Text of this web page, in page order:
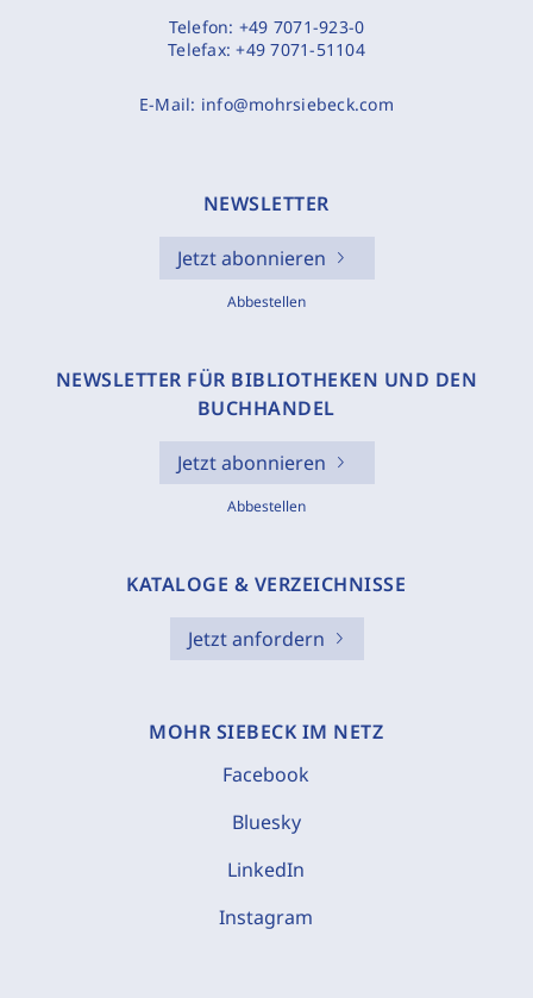
Telefon: +49 7071-923-0
Telefax:+49 7071-51104
E-Mail: info@mohrsiebeck.com
NEWSLETTER
Jetzt abonnieren
Abbestellen
NEWSLETTER FÜR BIBLIOTHEKEN UND DEN
BUCHHANDEL
Jetzt abonnieren
Abbestellen
KATALOGE & VERZEICHNISSE
Jetzt anfordern
MOHR SIEBECK IM NETZ
Facebook
Bluesky
LinkedIn
Instagram